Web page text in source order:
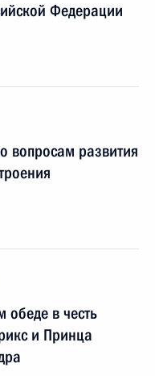
Федерации
вопросам развития
обеде в честь
и Принца